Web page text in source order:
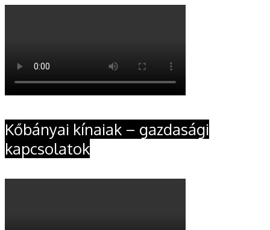
Kőbányai kínaiak – gazdasági
kapcsolatok